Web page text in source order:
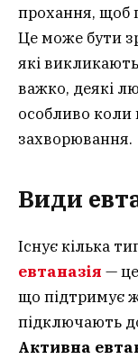
прохання, щоб
Це може бути
які
важко, деякі
особливо коли
захворювання.
Види
Існує кілька
евтаназія —
що підтримує
підключають
Активна